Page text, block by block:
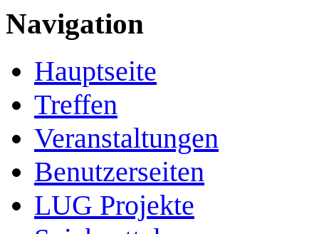
Navigation
Hauptseite
Treffen
Veranstaltungen
Benutzerseiten
LUG Projekte